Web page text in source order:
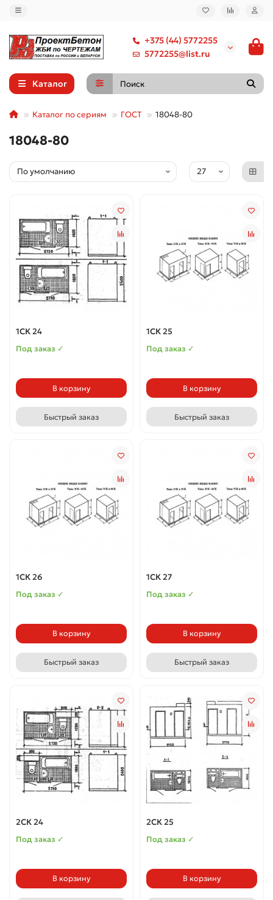
+375 (44) 5772255
5772255@list.ru
Каталог
Каталог по сериям ГОСТ 18048-80
18048-80
1СК 24
Под заказ ✓
В корзину
Быстрый заказ
1СК 25
Под заказ ✓
В корзину
Быстрый заказ
1СК 26
Под заказ ✓
В корзину
Быстрый заказ
1СК 27
Под заказ ✓
В корзину
Быстрый заказ
2СК 24
Под заказ ✓
В корзину
2СК 25
Под заказ ✓
В корзину